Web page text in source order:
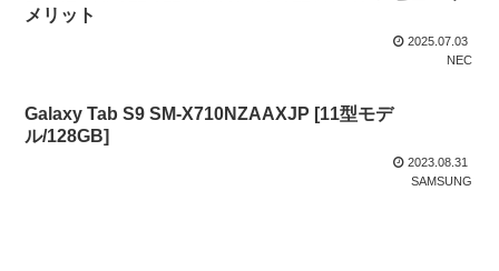
メリット
2025.07.03
NEC
Galaxy Tab S9 SM-X710NZAAXJP [11型モデ
ル/128GB]
2023.08.31
SAMSUNG